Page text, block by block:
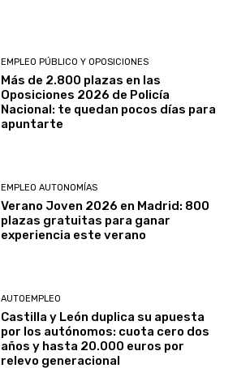
EMPLEO PÚBLICO Y OPOSICIONES
Más de 2.800 plazas en las
Oposiciones 2026 de Policía
Nacional: te quedan pocos días para
apuntarte
EMPLEO AUTONOMÍAS
Verano Joven 2026 en Madrid: 800
plazas gratuitas para ganar
experiencia este verano
AUTOEMPLEO
Castilla y León duplica su apuesta
por los autónomos: cuota cero dos
años y hasta 20.000 euros por
relevo generacional